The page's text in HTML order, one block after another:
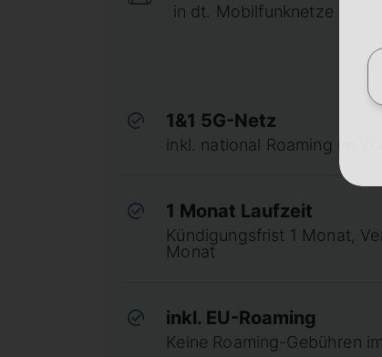
in dt. Mobilfunknetze
1&1 5G-Netz
inkl. national Roaming im
1 Monat Laufzeit
Kündigungsfrist 1 Monat,
Monat
inkl. EU-Roaming
Keine Roaming-Gebühren